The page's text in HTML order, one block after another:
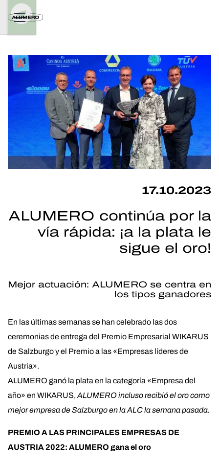
17.10.2023
ALUMERO continúa por la
vía rápida: ¡a la plata le
sigue el oro!
Mejor actuación: ALUMERO se centra en
los tipos ganadores
En las últimas semanas se han celebrado las dos
ceremonias de entrega del Premio Empresarial WIKARUS
de Salzburgo y el Premio a las «Empresas líderes de
Austria».
ALUMERO ganó la plata en la categoría «Empresa del
año» en WIKARUS, ALUMERO incluso recibió el oro como
mejor empresa de Salzburgo en la ALC la semana pasada.
PREMIO A LAS PRINCIPALES EMPRESAS DE
AUSTRIA 2022: ALUMERO gana el oro